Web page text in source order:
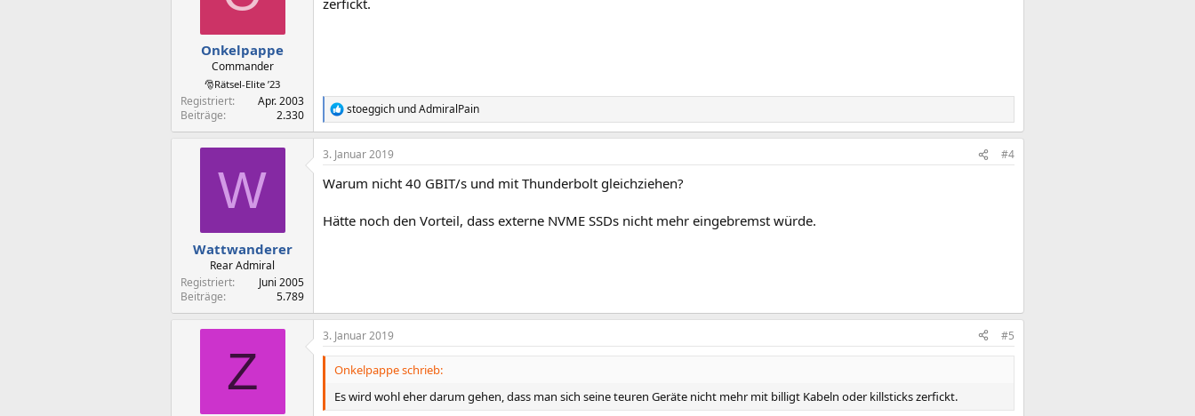
Onkelpappe
Commander
🎅Rätsel-Elite ’23
Registriert
Apr. 2003
Beiträge
2.330
R
e
a
k
i
n
e
stoeggich undAdmiralPain
W
Wattwanderer
Rear Admiral
Registriert
Juni 2005
Beiträge
5.789
3. Januar 2019 #4
Warum nicht 40 GBIT/s und mit Thunderbolt gleichziehen?
Hätte noch den Vorteil, dass externe NVME SSDs nicht mehr eingebremst würde.
Z
3. Januar 2019 #5
Onkelpappe schrieb:
Es wird wohl eher darum gehen, dass man sich seine teuren Geräte nicht mehr mit billigt Kabeln oder killsticks zerfickt.